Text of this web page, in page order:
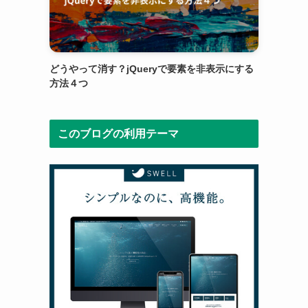
どうやって消す？jQueryで要素を非表示にする
方法４つ
このブログの利用テーマ